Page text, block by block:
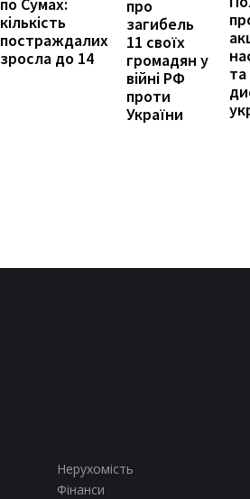
по Сумах:
кількість
постраждалих
зросла до 14
про
загибель
11 своїх
громадян у
війні РФ
проти
України
та
Нерухомість
Фінанси